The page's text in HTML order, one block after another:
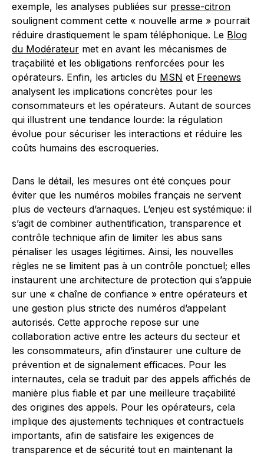
exemple, les analyses publiées sur presse-citron
soulignent comment cette « nouvelle arme » pourrait
réduire drastiquement le spam téléphonique. Le Blog
du Modérateur met en avant les mécanismes de
traçabilité et les obligations renforcées pour les
opérateurs. Enfin, les articles du MSN et Freenews
analysent les implications concrètes pour les
consommateurs et les opérateurs. Autant de sources
qui illustrent une tendance lourde: la régulation
évolue pour sécuriser les interactions et réduire les
coûts humains des escroqueries.
Dans le détail, les mesures ont été conçues pour
éviter que les numéros mobiles français ne servent
plus de vecteurs d’arnaques. L’enjeu est systémique: il
s’agit de combiner authentification, transparence et
contrôle technique afin de limiter les abus sans
pénaliser les usages légitimes. Ainsi, les nouvelles
règles ne se limitent pas à un contrôle ponctuel; elles
instaurent une architecture de protection qui s’appuie
sur une « chaîne de confiance » entre opérateurs et
une gestion plus stricte des numéros d’appelant
autorisés. Cette approche repose sur une
collaboration active entre les acteurs du secteur et
les consommateurs, afin d’instaurer une culture de
prévention et de signalement efficaces. Pour les
internautes, cela se traduit par des appels affichés de
manière plus fiable et par une meilleure traçabilité
des origines des appels. Pour les opérateurs, cela
implique des ajustements techniques et contractuels
importants, afin de satisfaire les exigences de
transparence et de sécurité tout en maintenant la